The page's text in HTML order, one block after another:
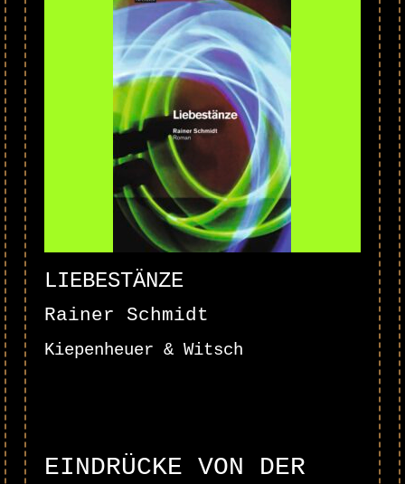
LIEBESTÄNZE
Rainer Schmidt
Kiepenheuer & Witsch
EINDRÜCKE VON DER